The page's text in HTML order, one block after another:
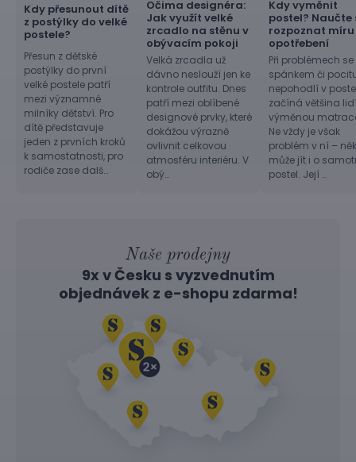
Kdy přesunout dítě
z postýlky do velké
postele?
Přesun z dětské
postýlky do první
velké postele patří
mezi významné
milníky dětství. Pro
dítě představuje
jeden z prvních kroků
k samostatnosti, pro
rodiče zase dalš…
Očima designéra:
Jak využít velké
zrcadlo na stěnu v
obývacím pokoji
Velká zrcadla už
dávno neslouží jen ke
kontrole outfitu. Dnes
patří mezi oblíbené
designové prvky, které
dokážou výrazně
ovlivnit celkovou
atmosféru interiéru. V
obý…
Kdy vyměnit
postel? Naučte
rozpoznat míru
opotřebení
Při problémech se
spánkem či
nepohodlí v
začíná většina
výměnou
Ne vždy je však
problém v ní –
může jít i o
postel. Její …
Naše prodejny
9x v Česku s vyzvednutím
objednávek z e-shopu zdarma!